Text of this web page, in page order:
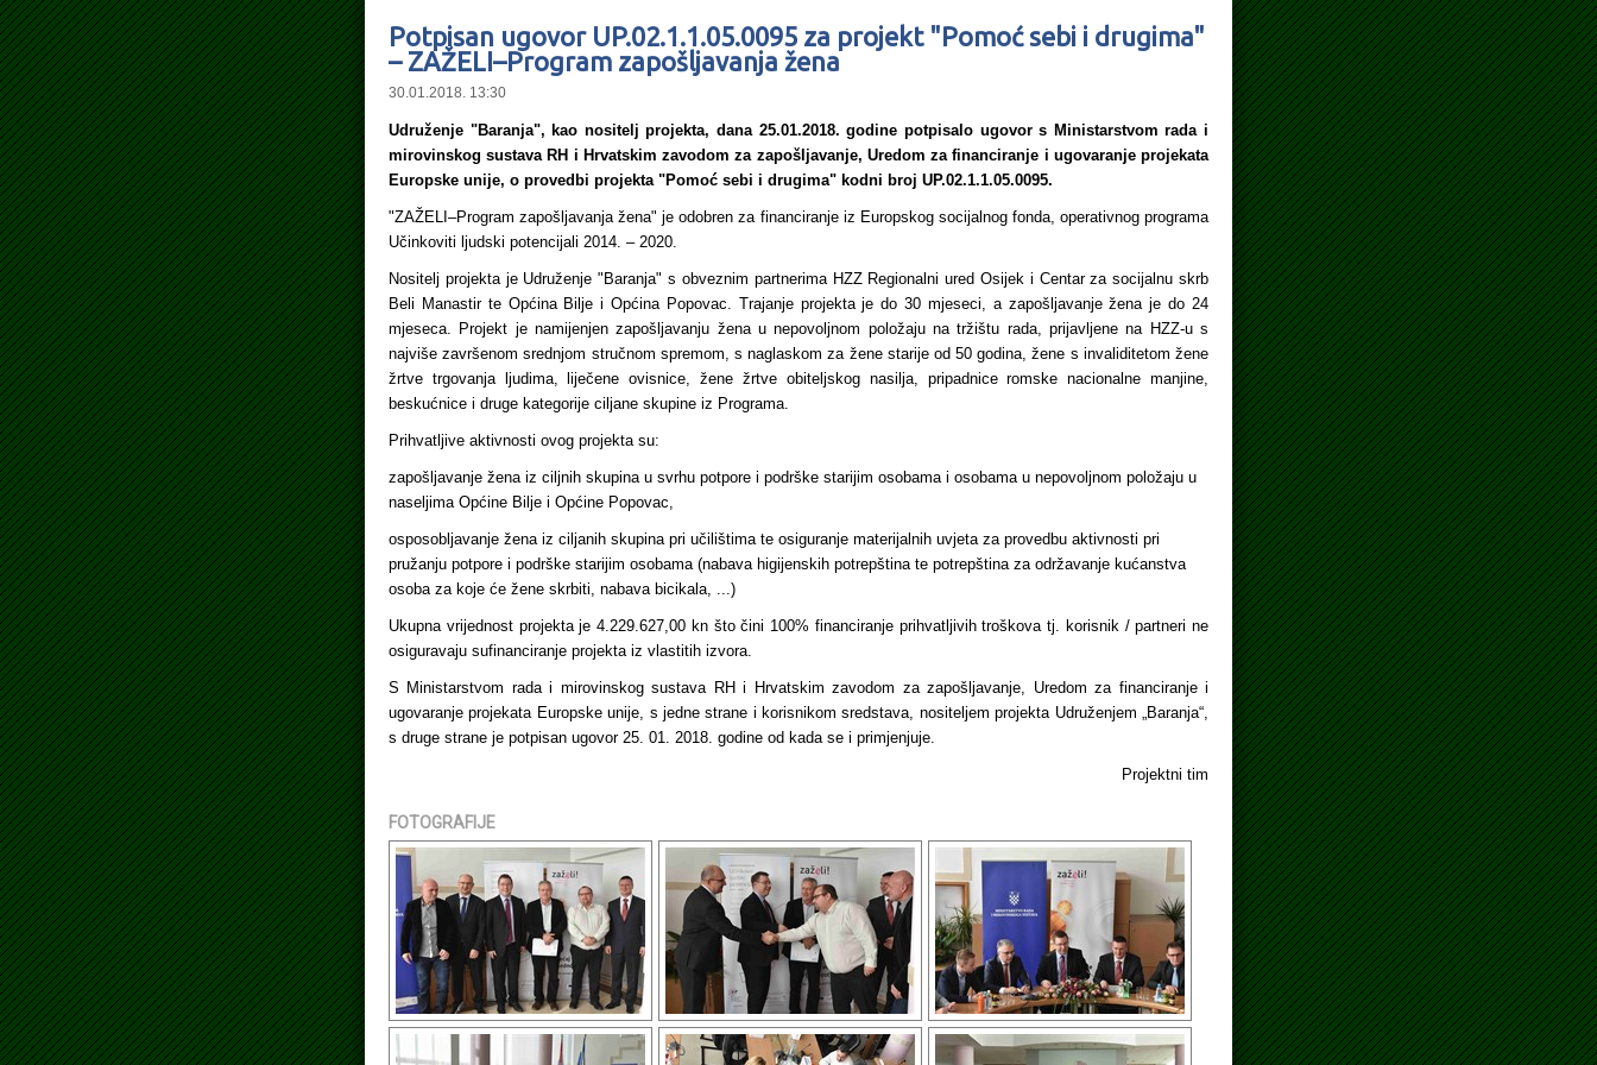
Potpisan ugovor UP.02.1.1.05.0095 za projekt "Pomoć sebi i drugima"
– ZAŽELI–Program zapošljavanja žena
30.01.2018. 13:30
Udruženje "Baranja", kao nositelj projekta, dana 25.01.2018. godine potpisalo ugovor s Ministarstvom rada i
mirovinskog sustava RH i Hrvatskim zavodom za zapošljavanje, Uredom za financiranje i ugovaranje projekata
Europske unije, o provedbi projekta "Pomoć sebi i drugima" kodni broj UP.02.1.1.05.0095.
"ZAŽELI–Program zapošljavanja žena" je odobren za financiranje iz Europskog socijalnog fonda, operativnog programa
Učinkoviti ljudski potencijali 2014. – 2020.
Nositelj projekta je Udruženje "Baranja" s obveznim partnerima HZZ Regionalni ured Osijek i Centar za socijalnu skrb
Beli Manastir te Općina Bilje i Općina Popovac. Trajanje projekta je do 30 mjeseci, a zapošljavanje žena je do 24
mjeseca. Projekt je namijenjen zapošljavanju žena u nepovoljnom položaju na tržištu rada, prijavljene na HZZ-u s
najviše završenom srednjom stručnom spremom, s naglaskom za žene starije od 50 godina, žene s invaliditetom žene
žrtve trgovanja ljudima, liječene ovisnice, žene žrtve obiteljskog nasilja, pripadnice romske nacionalne manjine,
beskućnice i druge kategorije ciljane skupine iz Programa.
Prihvatljive aktivnosti ovog projekta su:
zapošljavanje žena iz ciljnih skupina u svrhu potpore i podrške starijim osobama i osobama u nepovoljnom položaju u
naseljima Općine Bilje i Općine Popovac,
osposobljavanje žena iz ciljanih skupina pri učilištima te osiguranje materijalnih uvjeta za provedbu aktivnosti pri
pružanju potpore i podrške starijim osobama (nabava higijenskih potrepština te potrepština za održavanje kućanstva
osoba za koje će žene skrbiti, nabava bicikala, ...)
Ukupna vrijednost projekta je 4.229.627,00 kn što čini 100% financiranje prihvatljivih troškova tj. korisnik / partneri ne
osiguravaju sufinanciranje projekta iz vlastitih izvora.
S Ministarstvom rada i mirovinskog sustava RH i Hrvatskim zavodom za zapošljavanje, Uredom za financiranje i
ugovaranje projekata Europske unije, s jedne strane i korisnikom sredstava, nositeljem projekta Udruženjem „Baranja“,
s druge strane je potpisan ugovor 25. 01. 2018. godine od kada se i primjenjuje.
Projektni tim
FOTOGRAFIJE